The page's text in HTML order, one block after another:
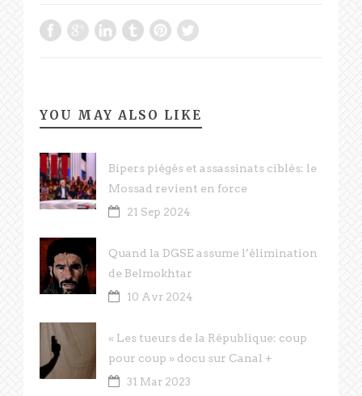
YOU MAY ALSO LIKE
Bipers piégés et assassinats ciblés: le
Mossad revient en force
21 Sep 2024
Quand la DGSE assume l’élimination
de Belmokhtar
10 Avr 2024
« Les tueurs de la République: coup
pour coup » docu sur Canal +
31 Mar 2023